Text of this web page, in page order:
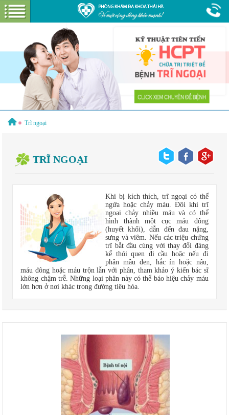
1800 6621Miễn phí tư vấn & cước gọi
GIỚI THIỆU
GIỚI THIỆU VỀ PHÒNG KHÁM
CƠ SỞ VẬT CHẤT
ĐẶT LỊCH HẸN KHÁM
Trĩ ngoại
TRĨ NGOẠI
Khi bị kích thích, trĩ ngoại có thể
ngứa hoặc chảy máu. Đôi khi trĩ
ngoại chảy nhiều máu và có thể
hình thành một cục máu đông
(huyết khối), dẫn đến đau nặng,
sưng và viêm. Nếu các triệu chứng
trĩ bắt đầu cùng với thay đổi đáng
kể thói quen đi cầu hoặc nếu đi
phân mầu đen, hắc ín hoặc nâu,
máu đông hoặc máu trộn lẫn với phân, tham khảo ý kiến bác sĩ
không chậm trễ. Những loại phân này có thể báo hiệu chảy máu
lớn hơn ở nơi khác trong đường tiêu hóa.